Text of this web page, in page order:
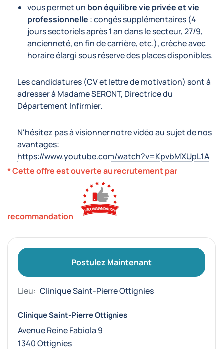
vous permet un bon équilibre vie privée et vie
professionnelle : congés supplémentaires (4
jours sectoriels après 1 an dans le secteur, 27/9,
ancienneté, en fin de carrière, etc.), crèche avec
horaire élargi sous réserve des places disponibles.
Les candidatures (CV et lettre de motivation) sont à
adresser à Madame SERONT, Directrice du
Département Infirmier.
N'hésitez pas à visionner notre vidéo au sujet de nos
avantages:
https://www.youtube.com/watch?v=KpvbMXUpL1A
* Cette offre est ouverte au recrutement par
recommandation
Postulez Maintenant
Lieu: Clinique Saint-Pierre Ottignies
Clinique Saint-Pierre Ottignies
Avenue Reine Fabiola 9
1340 Ottignies